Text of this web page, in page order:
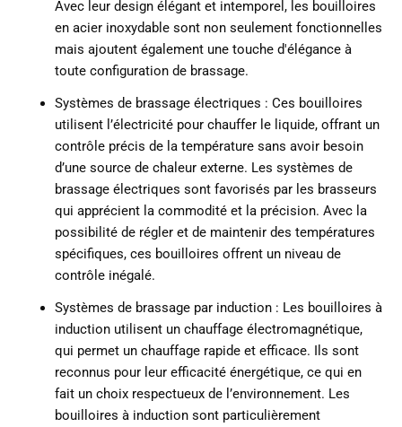
Avec leur design élégant et intemporel, les bouilloires
en acier inoxydable sont non seulement fonctionnelles
mais ajoutent également une touche d'élégance à
toute configuration de brassage.
Systèmes de brassage électriques : Ces bouilloires
utilisent l’électricité pour chauffer le liquide, offrant un
contrôle précis de la température sans avoir besoin
d’une source de chaleur externe. Les systèmes de
brassage électriques sont favorisés par les brasseurs
qui apprécient la commodité et la précision. Avec la
possibilité de régler et de maintenir des températures
spécifiques, ces bouilloires offrent un niveau de
contrôle inégalé.
Systèmes de brassage par induction : Les bouilloires à
induction utilisent un chauffage électromagnétique,
qui permet un chauffage rapide et efficace. Ils sont
reconnus pour leur efficacité énergétique, ce qui en
fait un choix respectueux de l’environnement. Les
bouilloires à induction sont particulièrement